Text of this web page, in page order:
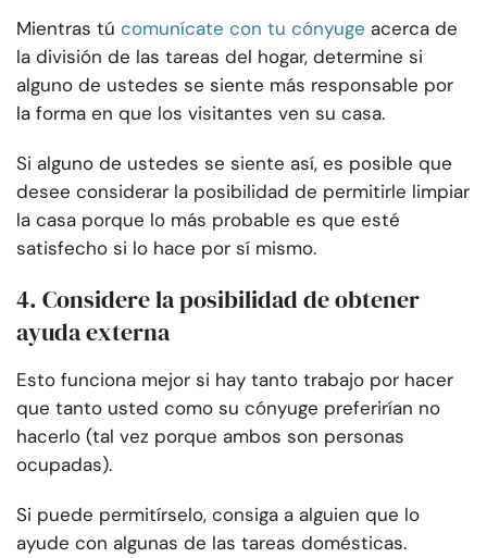
Mientras tú comunícate con tu cónyuge acerca de
la división de las tareas del hogar, determine si
alguno de ustedes se siente más responsable por
la forma en que los visitantes ven su casa.
Si alguno de ustedes se siente así, es posible que
desee considerar la posibilidad de permitirle limpiar
la casa porque lo más probable es que esté
satisfecho si lo hace por sí mismo.
4. Considere la posibilidad de obtener
ayuda externa
Esto funciona mejor si hay tanto trabajo por hacer
que tanto usted como su cónyuge preferirían no
hacerlo (tal vez porque ambos son personas
ocupadas).
Si puede permitírselo, consiga a alguien que lo
ayude con algunas de las tareas domésticas.